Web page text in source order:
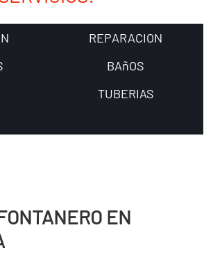
REPARACION
BAñOS
TUBERIAS
EN